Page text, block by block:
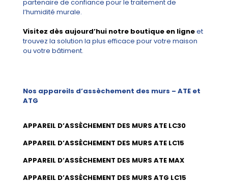
partenaire de confiance pour le traitement de
l’humidité murale.
Visitez dès aujourd’hui notre boutique en ligneet
trouvez la solution la plus efficace pour votre maison
ou votre bâtiment.
Nos appareils d’assèchement des murs – ATE et
ATG
APPAREIL D’ASSÈCHEMENT DES MURS ATE LC30
APPAREIL D’ASSÈCHEMENT DES MURS ATE LC15
APPAREIL D’ASSÈCHEMENT DES MURS ATE MAX
APPAREIL D’ASSÈCHEMENT DES MURS ATG LC15